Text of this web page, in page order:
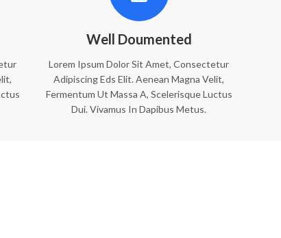
Well Doumented
Lorem Ipsum Dolor Sit Amet, Consectetur
Adipiscing Eds Elit. Aenean Magna Velit,
Fermentum Ut Massa A, Scelerisque Luctus
Dui. Vivamus In Dapibus Metus.